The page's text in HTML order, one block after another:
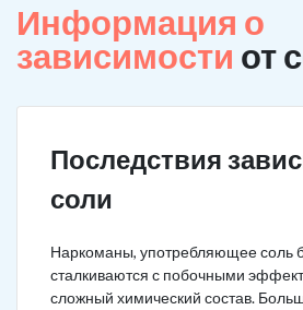
Информация о
зависимости от
Последствия
соли
Наркоманы, употребляющее соль
сталкиваются с побочными
сложный химический состав.